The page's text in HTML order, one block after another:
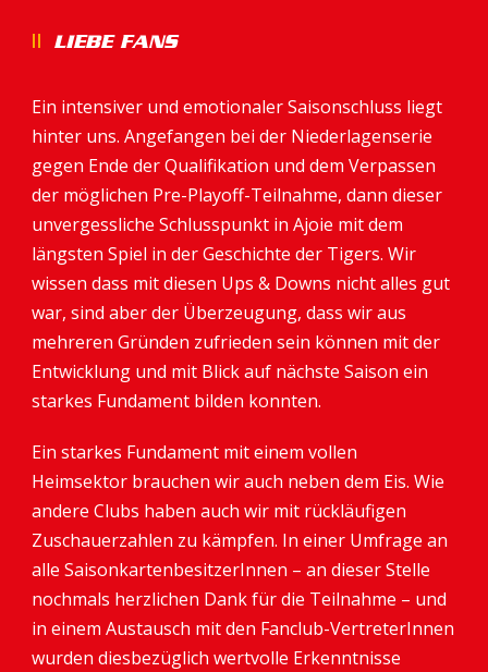
LIEBE FANS
Ein intensiver und emotionaler Saisonschluss liegt
hinter uns. Angefangen bei der Niederlagenserie
gegen Ende der Qualifikation und dem Verpassen
der möglichen Pre-Playoff-Teilnahme, dann dieser
unvergessliche Schlusspunkt in Ajoie mit dem
längsten Spiel in der Geschichte der Tigers. Wir
wissen dass mit diesen Ups & Downs nicht alles gut
war, sind aber der Überzeugung, dass wir aus
mehreren Gründen zufrieden sein können mit der
Entwicklung und mit Blick auf nächste Saison ein
starkes Fundament bilden konnten.
Ein starkes Fundament mit einem vollen
Heimsektor brauchen wir auch neben dem Eis. Wie
andere Clubs haben auch wir mit rückläufigen
Zuschauerzahlen zu kämpfen. In einer Umfrage an
alle SaisonkartenbesitzerInnen – an dieser Stelle
nochmals herzlichen Dank für die Teilnahme – und
in einem Austausch mit den Fanclub-VertreterInnen
wurden diesbezüglich wertvolle Erkenntnisse